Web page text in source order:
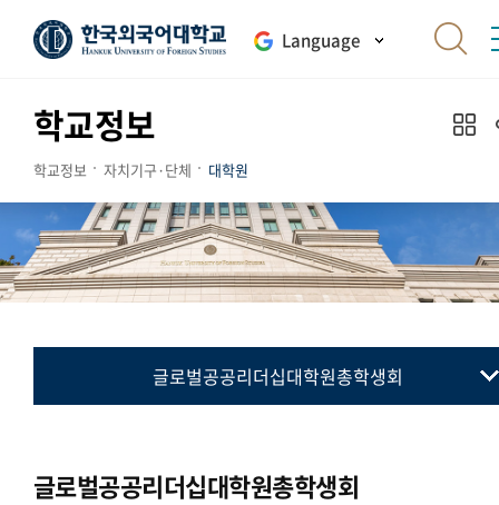
Language
학교정보
학교정보 자치기구·단체 대학원
글로벌공공리더십대학원총학생회
국제지역대학원총학생회
글로벌공공리더십대학원총학생회